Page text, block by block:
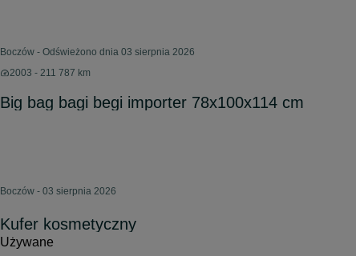
Boczów - Odświeżono dnia 03 sierpnia 2026
2003 - 211 787 km
Big bag bagi begi importer 78x100x114 cm
Boczów - 03 sierpnia 2026
Kufer kosmetyczny
Używane